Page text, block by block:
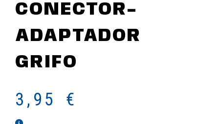
CONECTOR-
ADAPTADOR
GRIFO
3,95 €